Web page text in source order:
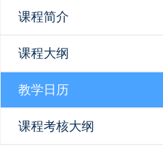
课程简介
课程大纲
教学日历
课程考核大纲